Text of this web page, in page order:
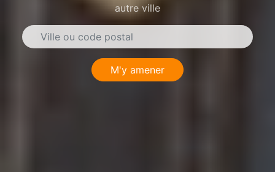
autre ville
M'y amener